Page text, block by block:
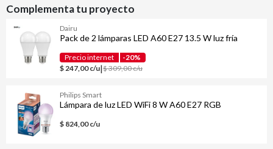
Complementa tu proyecto
Dairu
Pack de 2 lámparas LED A60 E27 13.5 W luz fría
Precio internet
-20%
$ 247,00 c/u|$ 309,00 c/u
Philips Smart
Lámpara de luz LED WiFi 8 W A60 E27 RGB
$ 824,00 c/u